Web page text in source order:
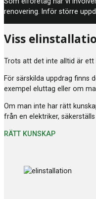
renovering. Inför större
Viss
Trots att det inte alltid är
För särskilda uppdrag
exempel eluttag eller om
Om man inte har rätt
från en elektriker,
RÄTT KUNSKAP